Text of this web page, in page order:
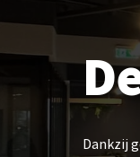
Dankzij